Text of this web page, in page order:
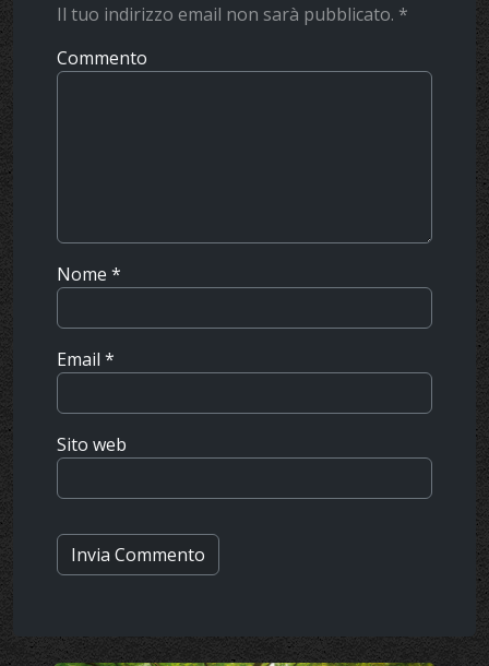
Il tuo indirizzo email non sarà pubblicato. *
Commento
Nome *
Email *
Sito web